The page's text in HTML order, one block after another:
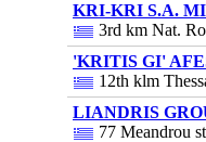
KRI-KRI S.A.
3rd km Nat.
'KRITIS GI'
12th klm
LIANDRIS
77 Meandrou